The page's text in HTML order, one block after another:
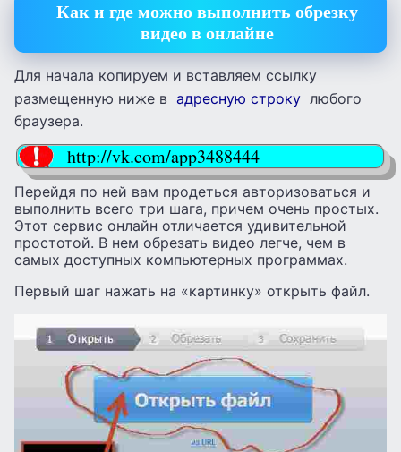
Как и где можно выполнить обрезку
видео в онлайне
Для начала копируем и вставляем ссылку
размещенную ниже в адресную строку любого
браузера.
http://vk.com/app3488444
Перейдя по ней вам продеться авторизоваться и
выполнить всего три шага, причем очень простых.
Этот сервис онлайн отличается удивительной
простотой. В нем обрезать видео легче, чем в
самых доступных компьютерных программах.
Первый шаг нажать на «картинку» открыть файл.